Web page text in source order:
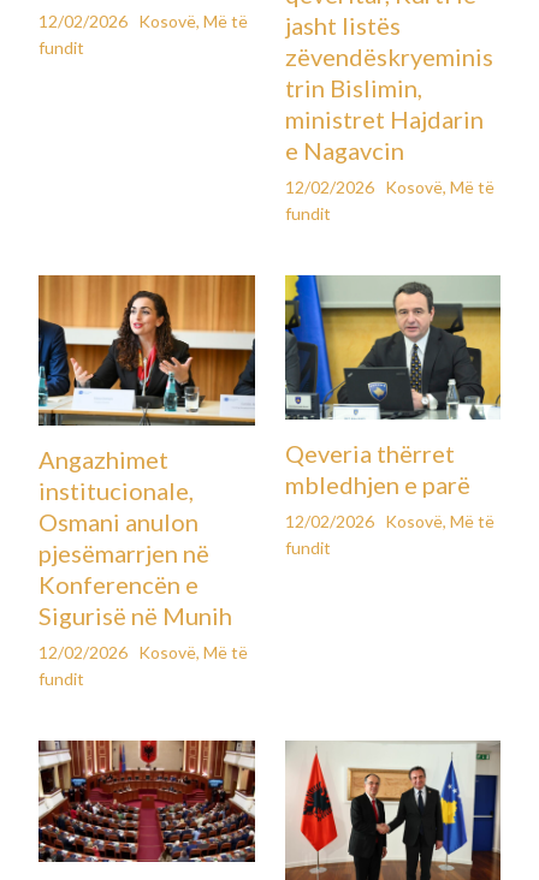
12/02/2026 Kosovë,Më të
fundit
jasht listës
zëvendëskryeminis
trin Bislimin,
ministret Hajdarin
e Nagavcin
12/02/2026 Kosovë, Më të
fundit
Angazhimet
institucionale,
Osmani anulon
pjesëmarrjen në
Konferencën e
Sigurisë në Munih
12/02/2026 Kosovë,Më të
fundit
Qeveria thërret
mbledhjen e parë
12/02/2026 Kosovë, Më të
fundit